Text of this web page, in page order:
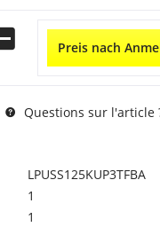
Preis nach
Questions sur l'article
LPUSS125KUP3TFBA
1
1